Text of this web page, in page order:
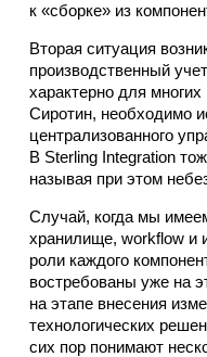
к «сборке» из
Вторая ситуация
производственный
характерно для
Сиротин, необходимо
централизованного
В Stеrling Integration
называя при этом
Случай, когда мы
хранилище, workflow и
роли каждого
востребованы уже на
на этапе внесения
технологических
сих пор понимают